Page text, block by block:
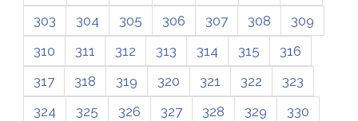
303
304 305 306 307 308
309
310
311 312 313 314 315
316
317
318 319 320 321 322
323
324
325 326 327 328 329
330